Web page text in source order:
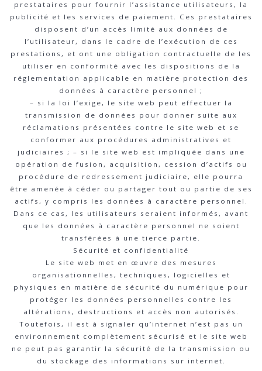
prestataires pour fournir l’assistance utilisateurs, la
publicité et les services de paiement. Ces prestataires
disposent d’un accès limité aux données de
l’utilisateur, dans le cadre de l’exécution de ces
prestations, et ont une obligation contractuelle de les
utiliser en conformité avec les dispositions de la
réglementation applicable en matière protection des
données à caractère personnel ;
– si la loi l’exige, le site web peut effectuer la
transmission de données pour donner suite aux
réclamations présentées contre le site web et se
conformer aux procédures administratives et
judiciaires ; – si le site web est impliquée dans une
opération de fusion, acquisition, cession d’actifs ou
procédure de redressement judiciaire, elle pourra
être amenée à céder ou partager tout ou partie de ses
actifs, y compris les données à caractère personnel.
Dans ce cas, les utilisateurs seraient informés, avant
que les données à caractère personnel ne soient
transférées à une tierce partie.
Sécurité et confidentialité
Le site web met en œuvre des mesures
organisationnelles, techniques, logicielles et
physiques en matière de sécurité du numérique pour
protéger les données personnelles contre les
altérations, destructions et accès non autorisés.
Toutefois, il est à signaler qu’internet n’est pas un
environnement complètement sécurisé et le site web
ne peut pas garantir la sécurité de la transmission ou
du stockage des informations sur internet.